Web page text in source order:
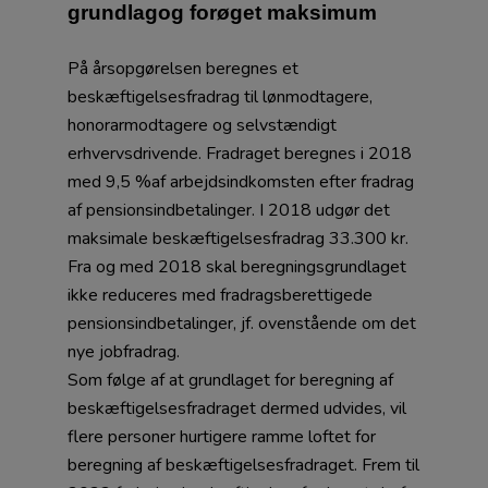
grundlagog forøget maksimum
På årsopgørelsen beregnes et
beskæftigelsesfradrag til lønmodtagere,
honorarmodtagere og selvstændigt
erhvervsdrivende. Fradraget beregnes i 2018
med 9,5 %af arbejdsindkomsten efter fradrag
af pensionsindbetalinger. I 2018 udgør det
maksimale beskæftigelsesfradrag 33.300 kr.
Fra og med 2018 skal beregningsgrundlaget
ikke reduceres med fradragsberettigede
pensionsindbetalinger, jf. ovenstående om det
nye jobfradrag.
Som følge af at grundlaget for beregning af
beskæftigelsesfradraget dermed udvides, vil
flere personer hurtigere ramme loftet for
beregning af beskæftigelsesfradraget. Frem til